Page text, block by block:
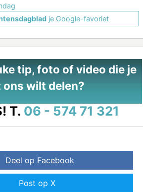
je Google-favoriet
tip, foto of video die je
ons wilt delen?
T. 06 - 574 71 321
Deel op Facebook
Post op X